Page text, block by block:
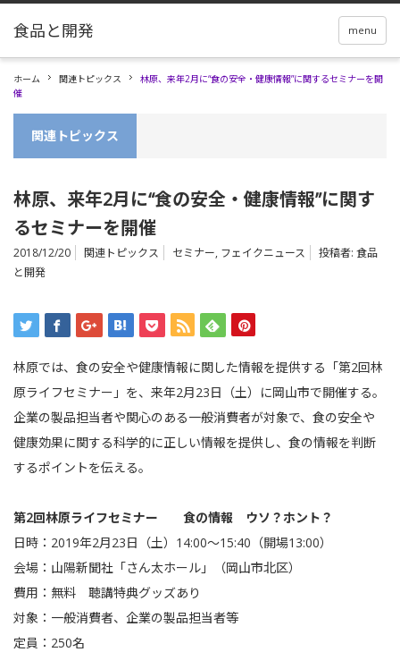
menu
ホーム 関連トピックス
林原、来年2月に“食の安全・健康情報”に関するセミナーを開
催
関連トピックス
林原、来年2月に“食の安全・健康情報”に関す
るセミナーを開催
2018/12/20 関連トピックス セミナー, フェイクニュース 投稿者: 食品
と開発
林原では、食の安全や健康情報に関した情報を提供する「第2回林
原ライフセミナー」を、来年2月23日（土）に岡山市で開催する。
企業の製品担当者や関心のある一般消費者が対象で、食の安全や
健康効果に関する科学的に正しい情報を提供し、食の情報を判断
するポイントを伝える。
第2回林原ライフセミナー 食の情報 ウソ？ホント？
日時：2019年2月23日（土）14:00～15:40（開場13:00）
会場：山陽新聞社「さん太ホール」（岡山市北区）
費用：無料 聴講特典グッズあり
対象：一般消費者、企業の製品担当者等
定員：250名